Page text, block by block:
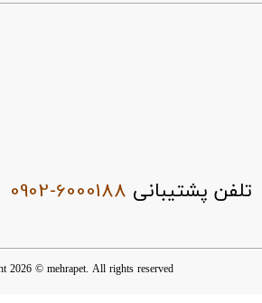
0902-6000188
2026 © mehrapet. All rights reserved